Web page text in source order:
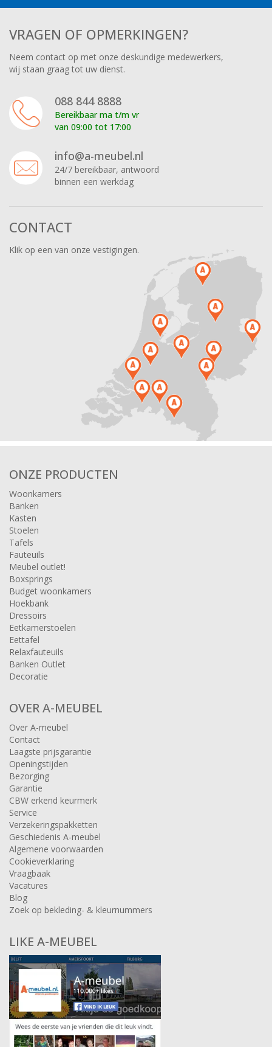
VRAGEN OF OPMERKINGEN?
Neem contact op met onze deskundige medewerkers,
wij staan graag tot uw dienst.
088 844 8888
Bereikbaar ma t/m vr
van 09:00 tot 17:00
info@a-meubel.nl
24/7 bereikbaar, antwoord
binnen een werkdag
CONTACT
Klik op een van onze vestigingen.
ONZE PRODUCTEN
Woonkamers
Banken
Kasten
Stoelen
Tafels
Fauteuils
Meubel outlet!
Boxsprings
Budget woonkamers
Hoekbank
Dressoirs
Eetkamerstoelen
Eettafel
Relaxfauteuils
Banken Outlet
Decoratie
OVER A-MEUBEL
Over A-meubel
Contact
Laagste prijsgarantie
Openingstijden
Bezorging
Garantie
CBW erkend keurmerk
Service
Verzekeringspakketten
Geschiedenis A-meubel
Algemene voorwaarden
Cookieverklaring
Vraagbaak
Vacatures
Blog
Zoek op bekleding- & kleurnummers
LIKE A-MEUBEL